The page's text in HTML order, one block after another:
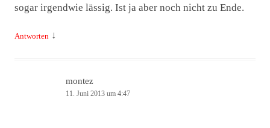
sogar irgendwie lässig. Ist ja aber noch nicht zu Ende.
Antworten ↓
montez
11. Juni 2013 um 4:47